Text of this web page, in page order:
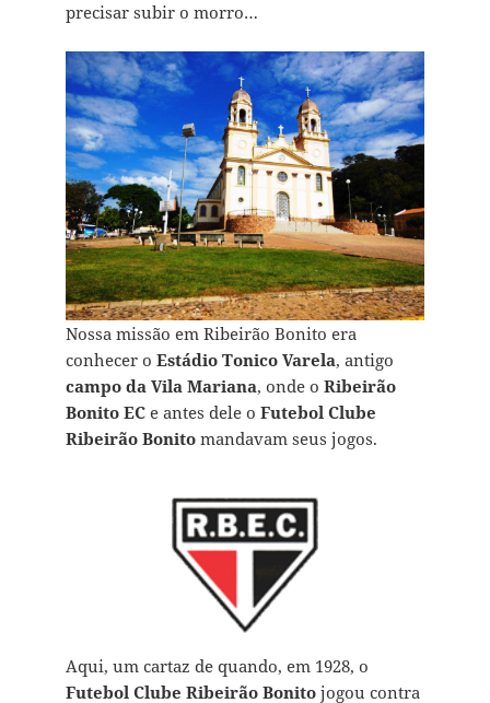
precisar subir o morro…
Nossa missão em Ribeirão Bonito era
conhecer o Estádio Tonico Varela, antigo
campo da Vila Mariana, onde o Ribeirão
Bonito ECe antes dele o Futebol Clube
Ribeirão Bonitomandavam seus jogos.
Aqui, um cartaz de quando, em 1928, o
Futebol Clube Ribeirão Bonitojogou contra